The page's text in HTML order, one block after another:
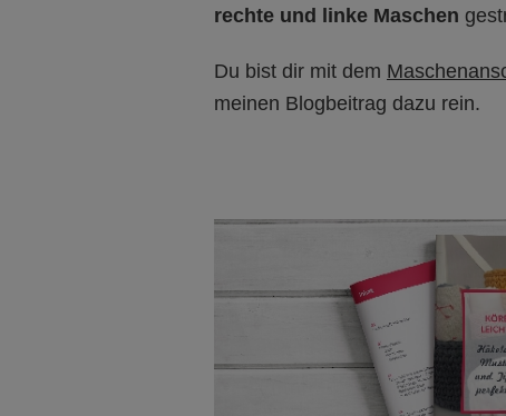
rechte und linke Maschen
Du bist dir mit dem
meinen Blogbeitrag dazu rein.